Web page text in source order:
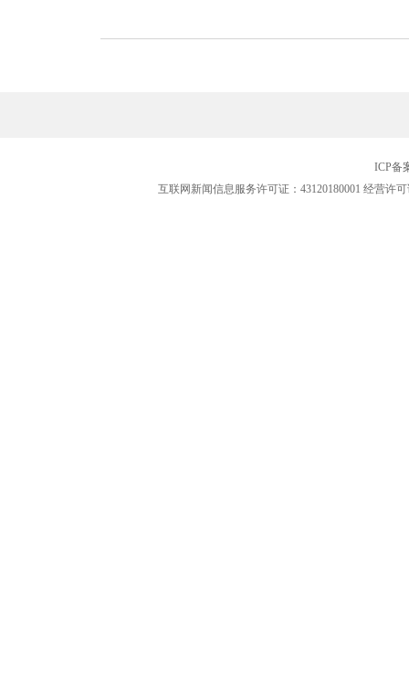
ICP备
互联网新闻信息服务许可证：43120180001 经营许可